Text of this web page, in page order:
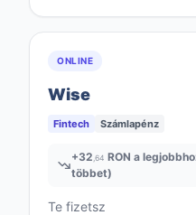
ONLINE
Wise
Fintech Számlapénz
+32 ,64 RON a
többet)
Te fizetsz